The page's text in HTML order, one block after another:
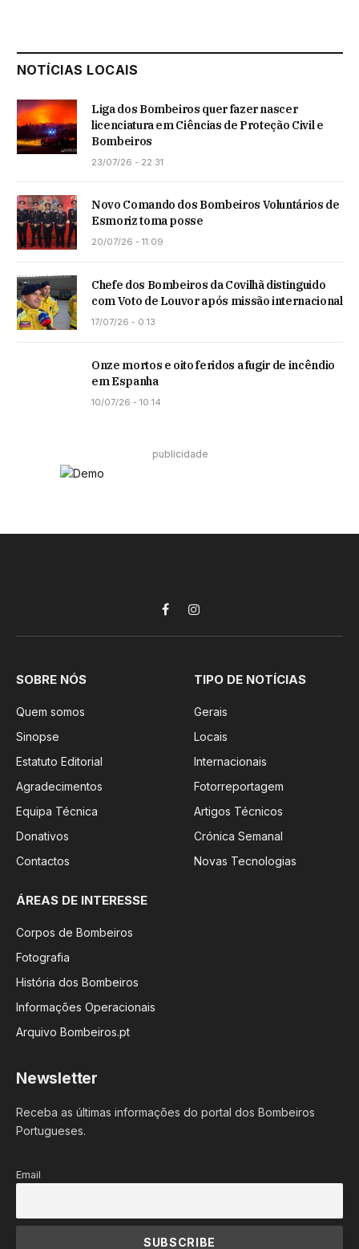
NOTÍCIAS LOCAIS
Liga dos Bombeiros quer fazer nascer
licenciatura em Ciências de Proteção Civil e
Bombeiros
23/07/26 - 22:31
Novo Comando dos Bombeiros Voluntários de
Esmoriz toma posse
20/07/26 - 11:09
Chefe dos Bombeiros da Covilhã distinguido
com Voto de Louvor após missão internacional
17/07/26 - 0:13
Onze mortos e oito feridos a fugir de incêndio
em Espanha
10/07/26 - 10:14
publicidade
FacebookInstagram
SOBRE NÓS
Quem somos
Sinopse
Estatuto Editorial
Agradecimentos
Equipa Técnica
Donativos
Contactos
TIPO DE NOTÍCIAS
Gerais
Locais
Internacionais
Fotorreportagem
Artigos Técnicos
Crónica Semanal
Novas Tecnologias
ÁREAS DE INTERESSE
Corpos de Bombeiros
Fotografia
História dos Bombeiros
Informações Operacionais
Arquivo Bombeiros.pt
Newsletter
Receba as últimas informações do portal dos Bombeiros
Portugueses.
Email